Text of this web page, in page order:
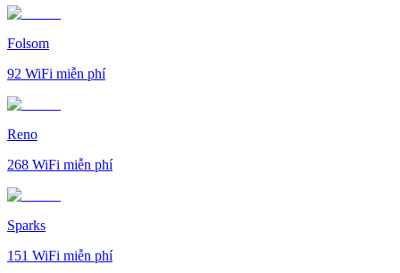
Folsom
92 WiFi miễn phí
Reno
268 WiFi miễn phí
Sparks
151 WiFi miễn phí